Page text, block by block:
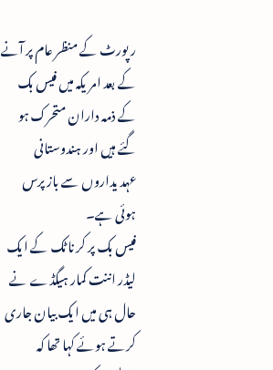
رپورٹ کے منظر عام پر آنے
کے بعد امریکہ میں فیس بک
کے ذمہ داران متحرک ہو
گئے ہیں اور ہندوستانی
عہدیداروں سے بازپرس
ہوئی ہے۔
فیس بک پر کرناٹک کے ایک
لیڈر اننت کمار ہیگڈے نے
حال ہی میں ایک بیان جاری
کرتے ہوئے کہا تھا کہ